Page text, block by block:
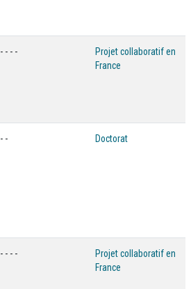
- - - -
Projet collaboratif en
France
- - Doctorat
- - - -
Projet collaboratif en
France